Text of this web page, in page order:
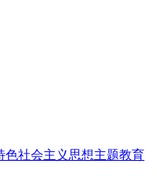
色社会主义思想主题教育